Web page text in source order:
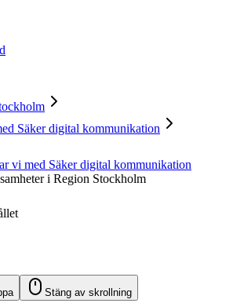
Säker digital kommunikation
vi med Säker digital kommunikation
i Region Stockholm
Stäng av skrollning